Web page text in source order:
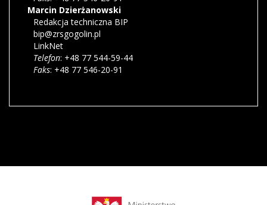
Marcin Dzierżanowski
Redakcja techniczna BIP
bip@zrsgogolin.pl
LinkNet
Telefon: +48 77 544-59-44
Faks: +48 77 546-20-91